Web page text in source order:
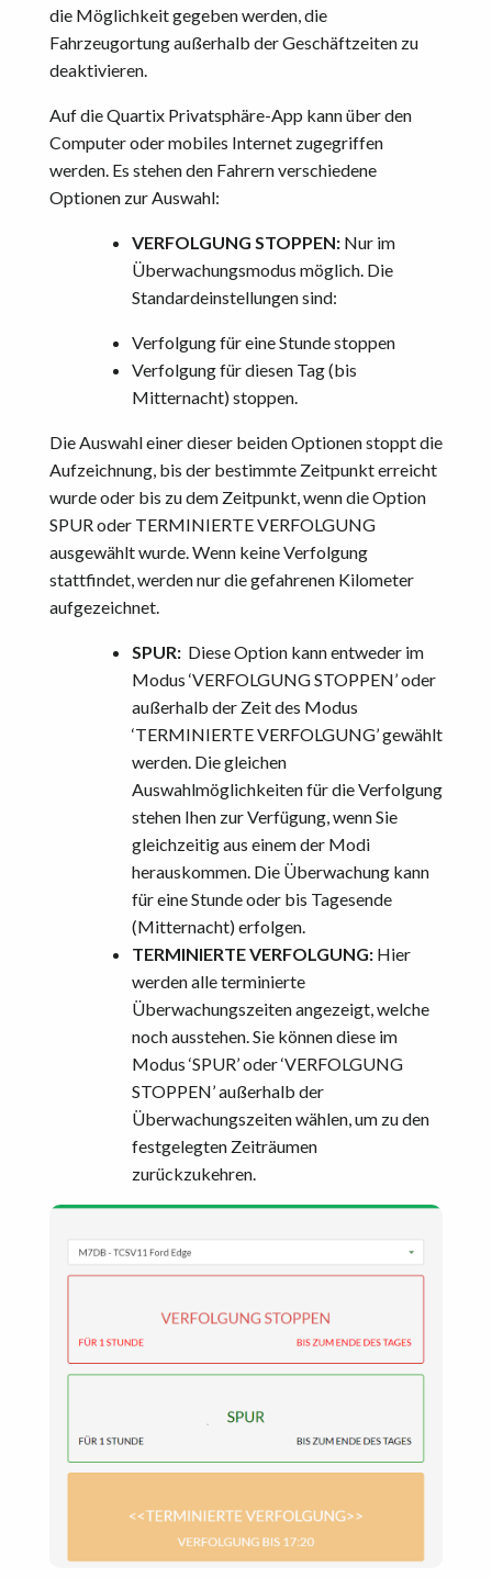
die Möglichkeit gegeben werden, die
Fahrzeugortung außerhalb der Geschäftzeiten zu
deaktivieren.
Auf die Quartix Privatsphäre-App kann über den
Computer oder mobiles Internet zugegriffen
werden. Es stehen den Fahrern verschiedene
Optionen zur Auswahl:
VERFOLGUNG STOPPEN: Nur im
Überwachungsmodus möglich. Die
Standardeinstellungen sind:
Verfolgung für eine Stunde stoppen
Verfolgung für diesen Tag (bis
Mitternacht) stoppen.
Die Auswahl einer dieser beiden Optionen stoppt die
Aufzeichnung, bis der bestimmte Zeitpunkt erreicht
wurde oder bis zu dem Zeitpunkt, wenn die Option
SPUR oder TERMINIERTE VERFOLGUNG
ausgewählt wurde. Wenn keine Verfolgung
stattfindet, werden nur die gefahrenen Kilometer
aufgezeichnet.
SPUR: Diese Option kann entweder im
Modus ‘VERFOLGUNG STOPPEN’ oder
außerhalb der Zeit des Modus
‘TERMINIERTE VERFOLGUNG’ gewählt
werden. Die gleichen
Auswahlmöglichkeiten für die Verfolgung
stehen Ihen zur Verfügung, wenn Sie
gleichzeitig aus einem der Modi
herauskommen. Die Überwachung kann
für eine Stunde oder bis Tagesende
(Mitternacht) erfolgen.
TERMINIERTE VERFOLGUNG: Hier
werden alle terminierte
Überwachungszeiten angezeigt, welche
noch ausstehen. Sie können diese im
Modus ‘SPUR’ oder ‘VERFOLGUNG
STOPPEN’ außerhalb der
Überwachungszeiten wählen, um zu den
festgelegten Zeiträumen
zurückzukehren.